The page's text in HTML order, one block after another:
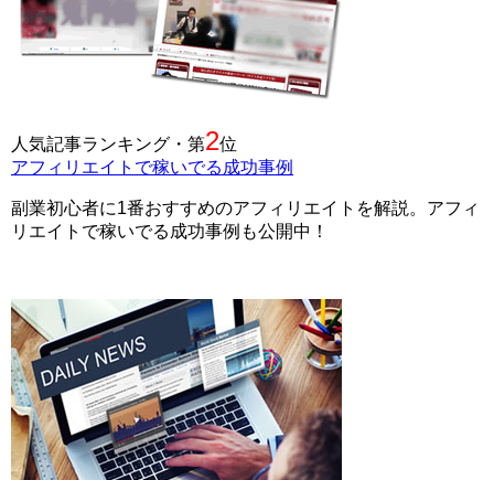
人気記事ランキング・第2位
アフィリエイトで稼いでる成功事例
副業初心者に1番おすすめのアフィリエイトを解説。アフィ
リエイトで稼いでる成功事例も公開中！